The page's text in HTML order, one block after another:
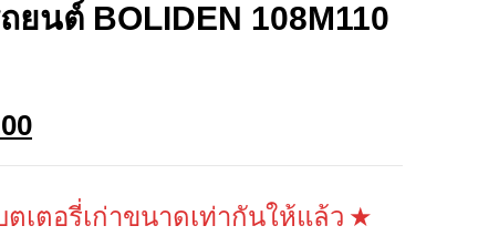
ยนต์ BOLIDEN 108M110
Current
price
is:
฿3,700.00.
เตอรี่เก่าขนาดเท่ากันให้แล้ว ★